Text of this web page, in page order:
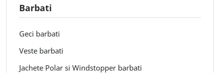
Barbati
Geci barbati
Veste barbati
Jachete Polar si Windstopper barbati